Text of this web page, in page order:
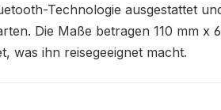
Technologie ausgestattet
Die Maße betragen 110 mm x
was ihn reisegeeignet macht.